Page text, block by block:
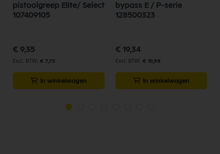
pistoolgreep Elite/ Select
107409105
€ 9,35
€ 7,73
In winkelwagen
bypass E / P-serie
128500323
€ 19,34
€ 15,98
In winkelwagen